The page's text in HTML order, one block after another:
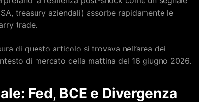
treasury aziendali) assorbe rapidamente le
trade.
di questo articolo si trovava nell’area dei
di mercato della mattina del 16 giugno 2026.
Fed, BCE e Divergenza